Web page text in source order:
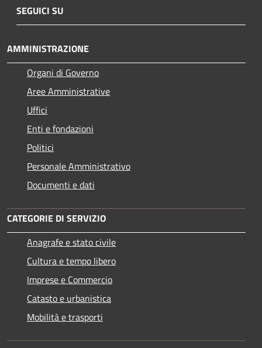
SEGUICI SU
AMMINISTRAZIONE
Organi di Governo
Aree Amministrative
Uffici
Enti e fondazioni
Politici
Personale Amministrativo
Documenti e dati
CATEGORIE DI SERVIZIO
Anagrafe e stato civile
Cultura e tempo libero
Imprese e Commercio
Catasto e urbanistica
Mobilità e trasporti